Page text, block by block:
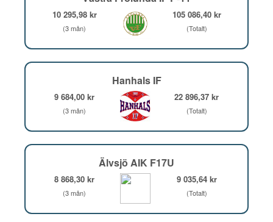
10 295,98 kr
(3 mån)
105 086,40 kr
(Totalt)
Hanhals IF
9 684,00 kr
(3 mån)
22 896,37 kr
(Totalt)
Älvsjö AIK F17U
8 868,30 kr
(3 mån)
9 035,64 kr
(Totalt)